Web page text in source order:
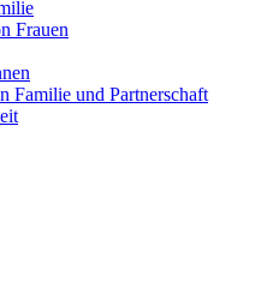
Frauen
Familie und Partnerschaft